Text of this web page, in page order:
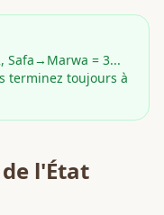
Safa→Marwa = 3...
terminez toujours à
l'État